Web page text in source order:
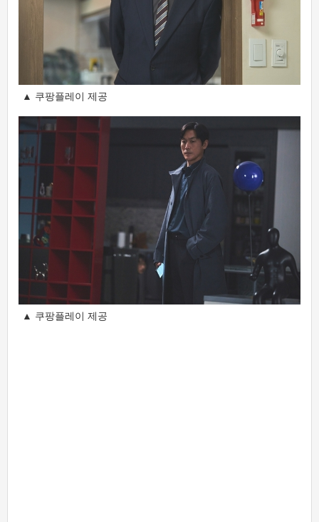
▲ 쿠팡플레이 제공
▲ 쿠팡플레이 제공